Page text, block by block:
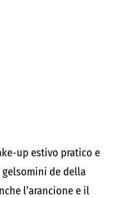
up estivo pratico e
de della
l’arancione e il